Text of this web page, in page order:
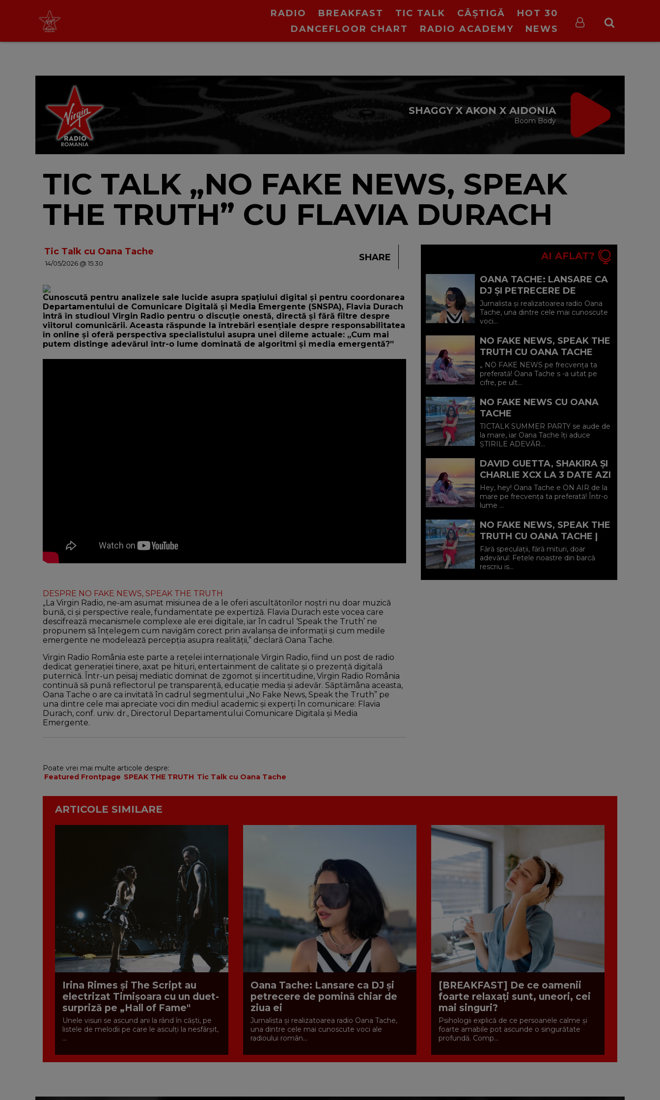
RADIO BREAKFAST TIC TALK CÂȘTIGĂ
HOT 30
DANCEFLOOR CHART
RADIO ACADEMY NEWS
VIRGIN RADIO
MUSIC
TIC TALK „NO FAKE NEWS, SPEAK
THE TRUTH” CU FLAVIA DURACH
Tic Talk cu Oana Tache
14/05/2026 @ 15:30
SHARE
Cunoscută pentru analizele sale lucide asupra spațiului digital și pentru coordonarea
Departamentului de Comunicare Digitală și Media Emergente (SNSPA), Flavia Durach
intră în studioul Virgin Radio pentru o discuție onestă, directă și fără filtre despre
viitorul comunicării. Aceasta răspunde la întrebări esențiale despre responsabilitatea
în online și oferă perspectiva specialistului asupra unei dileme actuale: „Cum mai
putem distinge adevărul într-o lume dominată de algoritmi și media emergentă?”
DESPRE NO FAKE NEWS, SPEAK THE TRUTH
„La Virgin Radio, ne-am asumat misiunea de a le oferi ascultătorilor noștri nu doar muzică
bună, ci și perspective reale, fundamentate pe expertiză. Flavia Durach este vocea care
descifrează mecanismele complexe ale erei digitale, iar în cadrul ‘Speak the Truth’ ne
propunem să înțelegem cum navigăm corect prin avalanșa de informații și cum mediile
emergente ne modelează percepția asupra realității,” declară Oana Tache.
Virgin Radio România este parte a rețelei internaționale Virgin Radio, fiind un post de radio
dedicat generației tinere, axat pe hituri, entertainment de calitate și o prezență digitală
puternică. Într-un peisaj mediatic dominat de zgomot și incertitudine, Virgin Radio România
continuă să pună reflectorul pe transparență, educație media și adevăr. Săptămâna aceasta,
Oana Tache o are ca invitată în cadrul segmentului „No Fake News, Speak the Truth” pe
una dintre cele mai apreciate voci din mediul academic și experți în comunicare: Flavia
Durach, conf. univ. dr., Directorul Departamentului Comunicare Digitala și Media
Emergente.
Poate vrei mai multe articole despre:
Featured Frontpage SPEAK THE TRUTH Tic Talk cu Oana Tache
AI AFLAT?
OANA TACHE: LANSARE CA
DJ ȘI PETRECERE DE
POMINĂ CHIAR DE ZIUA EI
Jurnalista și realizatoarea radio Oana
Tache, una dintre cele mai cunoscute
voci...
NO FAKE NEWS, SPEAK THE
TRUTH CU OANA TACHE
„ NO FAKE NEWS pe frecvența ta
preferată! Oana Tache s -a uitat pe
cifre, pe ult...
NO FAKE NEWS CU OANA
TACHE
TICTALK SUMMER PARTY se aude de
la mare, iar Oana Tache îți aduce
ȘTIRILE ADEVĂR...
DAVID GUETTA, SHAKIRA ȘI
CHARLIE XCX LA 3 DATE AZI
CU OANA TACHE | VIRGIN
RADIO ROMANIA
Hey, hey! Oana Tache e ON AIR de la
mare pe frecvența ta preferată! Într-o
lume ...
NO FAKE NEWS, SPEAK THE
TRUTH CU OANA TACHE |
LIVE DE LA MARE | VIRGIN
RADIO ROMANIA
Fără speculații, fără mituri, doar
adevărul: Fetele noastre din barcă
rescriu is...
ARTICOLE SIMILARE
Irina Rimes și The Script au
electrizat Timișoara cu un duet-
surpriză pe „Hall of Fame"
Unele visuri se ascund ani la rând în căști, pe
listele de melodii pe care le asculți la nesfârșit,
...
Oana Tache: Lansare ca DJ și
petrecere de pomină chiar de
ziua ei
Jurnalista și realizatoarea radio Oana Tache,
una dintre cele mai cunoscute voci ale
radioului român...
[BREAKFAST] De ce oamenii
foarte relaxați sunt, uneori, cei
mai singuri?
Psihologii explică de ce persoanele calme și
foarte amabile pot ascunde o singurătate
profundă. Comp...